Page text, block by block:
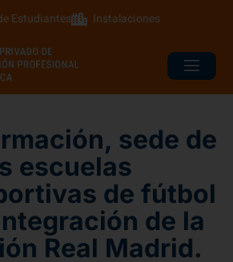
Estudiantes Instalaciones
sede de
escuelas
de fútbol
de la
Real Madrid.